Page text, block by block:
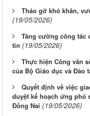
Tháo gỡ khó khăn,
(19/05/2026)
Tăng cường công tác
tin (19/05/2026)
Thực hiện Công văn
của Bộ Giáo dục và Đào
Quyết định về việc
duyệt kế hoạch ứng phó
Đồng Nai (19/05/2026)